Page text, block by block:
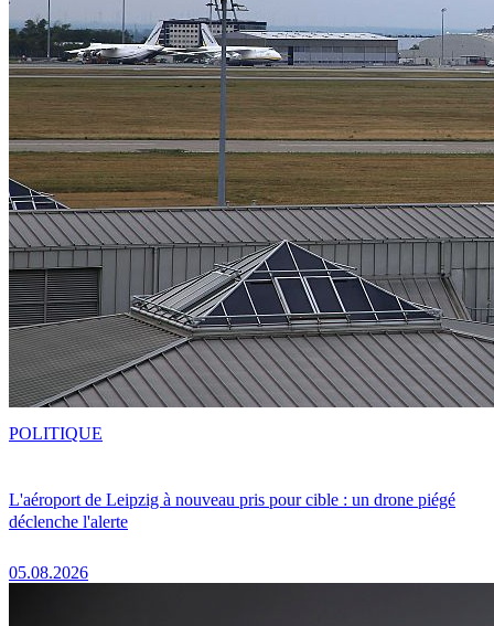
L'aéroport de Leipzig à nouveau pris pour cible : un drone piégé
déclenche l'alerte
05.08.2026
POLITIQUE